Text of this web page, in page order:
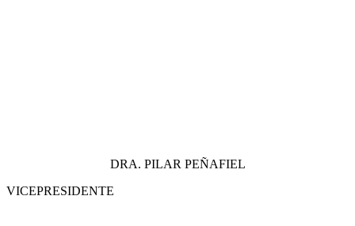
DRA. PILAR PEÑAFIEL
VICEPRESIDENTE